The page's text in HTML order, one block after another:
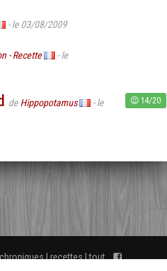
- le 03/08/2009
- Recette
- le
de Hippopotamus
- le
14/20
chroniques|recettes|tout